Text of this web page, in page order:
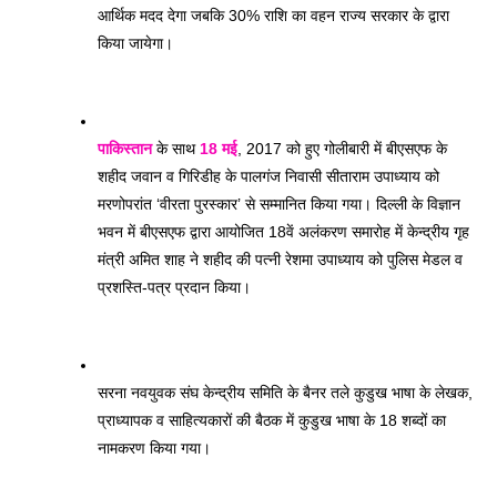
आर्थिक मदद देगा जबकि 30% राशि का वहन राज्य सरकार के द्वारा
किया जायेगा।
पाकिस्तान के साथ 18 मई, 2017 को हुए गोलीबारी में बीएसएफ के
शहीद जवान व गिरिडीह के पालगंज निवासी सीताराम उपाध्याय को
मरणोपरांत ‘वीरता पुरस्कार’ से सम्मानित किया गया। दिल्ली के विज्ञान
भवन में बीएसएफ द्वारा आयोजित 18वें अलंकरण समारोह में केन्द्रीय गृह
मंत्री अमित शाह ने शहीद की पत्नी रेशमा उपाध्याय को पुलिस मेडल व
प्रशस्ति-पत्र प्रदान किया।
सरना नवयुवक संघ केन्द्रीय समिति के बैनर तले कुडुख भाषा के लेखक,
प्राध्यापक व साहित्यकारों की बैठक में कुडुख भाषा के 18 शब्दों का
नामकरण किया गया।